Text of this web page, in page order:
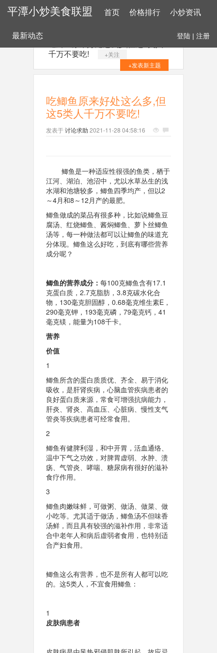
平潭小炒美食联盟 首页 价格排行 小炒资讯
最新动态 登陆 | 注册
千万不要吃!
+关注
+发表新主题
吃鲫鱼原来好处这么多,但
这5类人千万不要吃!
发表于讨论求助 2021-11-28 04:58:16
鲫鱼是一种适应性很强的鱼类，栖于
江河、湖泊、池沼中，尤以水草丛生的浅
水湖和池塘较多，鲫鱼四季均产，但以2
～4月和8～12月产的最肥。
鲫鱼做成的菜品有很多种，比如说鲫鱼豆
腐汤、红烧鲫鱼、酱焖鲫鱼、萝卜丝鲫鱼
汤等，每一种做法都可以让鲫鱼的味道充
分体现。鲫鱼这么好吃，到底有哪些营养
成分呢？
鲫鱼的营养成分： 每100克鲫鱼含有17.1
克蛋白质，2.7克脂肪，3.8克碳水化合
物，130毫克胆固醇，0.68毫克维生素E，
290毫克钾，193毫克磷，79毫克钙，41
毫克镁，能量为108千卡。
营养
价值
1
鲫鱼所含的蛋白质质优、齐全、易于消化
吸收，是肝肾疾病，心脑血管疾病患者的
良好蛋白质来源，常食可增强抗病能力，
肝炎、肾炎、高血压、心脏病、慢性支气
管炎等疾病患者可经常食用。
2
鲫鱼有健脾利湿，和中开胃，活血通络、
温中下气之功效，对脾胃虚弱、水肿、溃
疡、气管炎、哮喘、糖尿病有很好的滋补
食疗作用。
3
鲫鱼肉嫩味鲜，可做粥、做汤、做菜、做
小吃等。尤其适于做汤，鲫鱼汤不但味香
汤鲜，而且具有较强的滋补作用，非常适
合中老年人和病后虚弱者食用，也特别适
合产妇食用。
鲫鱼这么有营养，也不是所有人都可以吃
的。这5类人，不宜食用鲫鱼：
1
皮肤病患者